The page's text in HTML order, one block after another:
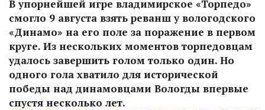
В упорнейшей игре владимирское «Торпедо»
смогло 9 августа взять реванш у вологодского
«Динамо» на его поле за поражение в первом
круге. Из нескольких моментов торпедовцам
удалось завершить голом только один. Но
одного гола хватило для исторической
победы над динамовцами Вологды впервые
спустя несколько лет.